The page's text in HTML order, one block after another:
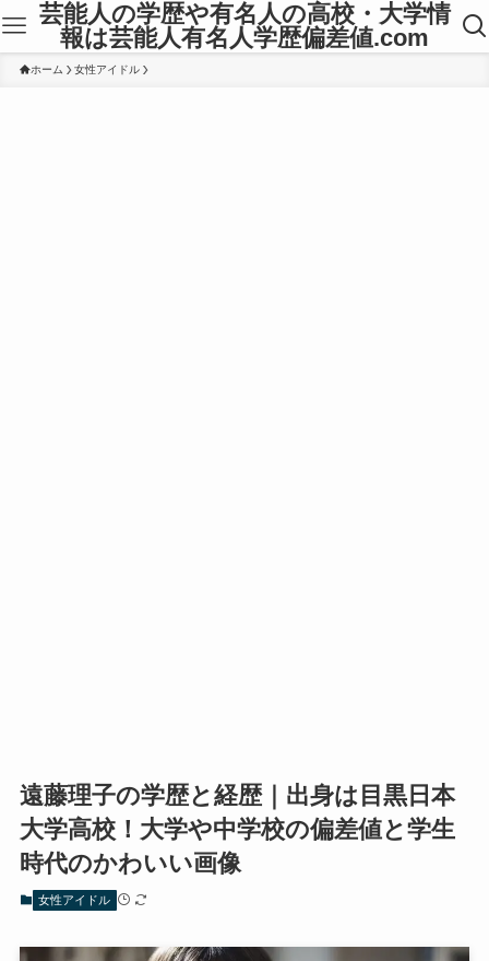
芸能人の学歴や有名人の高校・大学情
報は芸能人有名人学歴偏差値.com
ホーム 女性アイドル
遠藤理子の学歴と経歴｜出身は目黒日本
大学高校！大学や中学校の偏差値と学生
時代のかわいい画像
女性アイドル